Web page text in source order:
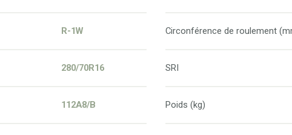
R-1W
280/70R16
112A8/B
Circonférence de roulement
SRI
Poids (kg)